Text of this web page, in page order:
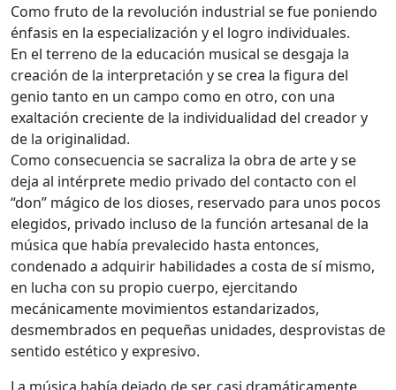
Como fruto de la revolución industrial se fue poniendo
énfasis en la especialización y el logro individuales.
En el terreno de la educación musical se desgaja la
creación de la interpretación y se crea la figura del
genio tanto en un campo como en otro, con una
exaltación creciente de la individualidad del creador y
de la originalidad.
Como consecuencia se sacraliza la obra de arte y se
deja al intérprete medio privado del contacto con el
“don” mágico de los dioses, reservado para unos pocos
elegidos, privado incluso de la función artesanal de la
música que había prevalecido hasta entonces,
condenado a adquirir habilidades a costa de sí mismo,
en lucha con su propio cuerpo, ejercitando
mecánicamente movimientos estandarizados,
desmembrados en pequeñas unidades, desprovistas de
sentido estético y expresivo.